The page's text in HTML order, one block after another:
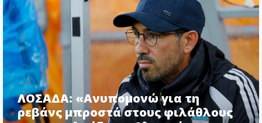
ΛΟΣΑΔΑ: «Ανυπομονώ για τη
ρεβάνς μπροστά στους φιλάθλους